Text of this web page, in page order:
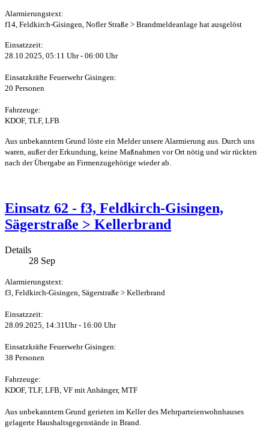
Alarmierungstext:
f14, Feldkirch-Gisingen, Nofler Straße > Brandmeldeanlage hat ausgelöst
Einsatzzeit:
28.10.2025, 05:11 Uhr - 06:00 Uhr
Einsatzkräfte Feuerwehr Gisingen:
20 Personen
Fahrzeuge:
KDOF, TLF, LFB
Aus unbekanntem Grund löste ein Melder unsere Alarmierung aus. Durch uns
waren, außer der Erkundung, keine Maßnahmen vor Ort nötig und wir rückten
nach der Übergabe an Firmenzugehörige wieder ab.
Einsatz 62 - f3, Feldkirch-Gisingen,
Sägerstraße > Kellerbrand
Details
28 Sep
Alarmierungstext:
f3, Feldkirch-Gisingen, Sägerstraße > Kellerbrand
Einsatzzeit:
28.09.2025, 14:31Uhr - 16:00 Uhr
Einsatzkräfte Feuerwehr Gisingen:
38 Personen
Fahrzeuge:
KDOF, TLF, LFB, VF mit Anhänger, MTF
Aus unbekanntem Grund gerieten im Keller des Mehrparteienwohnhauses
gelagerte Haushaltsgegenstände in Brand.